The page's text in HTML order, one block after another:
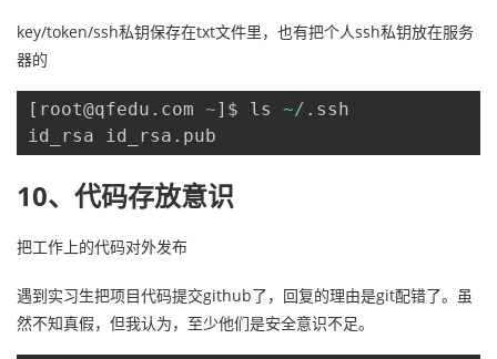
key/token/ssh私钥保存在txt文件里，也有把个人ssh私钥放在服务
器的
[ root@qfedu . com ~] $ ls ~/ . ssh
id_rsa id_rsa . pub
10、代码存放意识
把工作上的代码对外发布
遇到实习生把项目代码提交github了，回复的理由是git配错了。虽
然不知真假，但我认为，至少他们是安全意识不足。